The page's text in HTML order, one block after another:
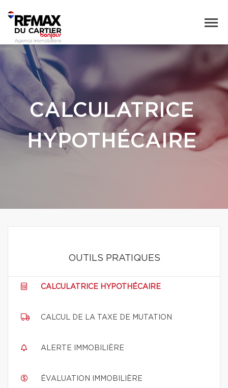
CALCULATRICE
HYPOTHÉCAIRE
OUTILS PRATIQUES
CALCULATRICE HYPOTHÉCAIRE
CALCUL DE LA TAXE DE MUTATION
ALERTE IMMOBILIÈRE
ÉVALUATION IMMOBILIÈRE